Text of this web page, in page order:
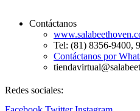
Contáctanos
Tel: (81) 8356-9400,
Contáctanos por
Redes sociales: